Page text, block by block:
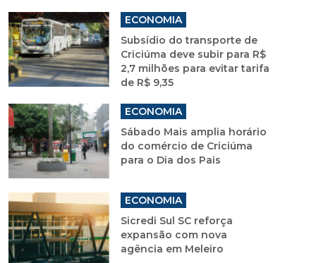
ECONOMIA
Subsídio do transporte de
Criciúma deve subir para R$
2,7 milhões para evitar tarifa
de R$ 9,35
ECONOMIA
Sábado Mais amplia horário
do comércio de Criciúma
para o Dia dos Pais
ECONOMIA
Sicredi Sul SC reforça
expansão com nova
agência em Meleiro